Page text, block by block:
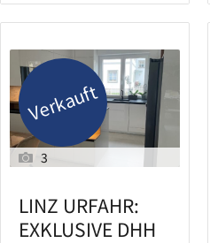
Verkauft
3
LINZ URFAHR:
EXKLUSIVE DHH